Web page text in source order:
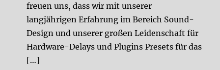
freuen uns, dass wir mit unserer
langjährigen Erfahrung im Bereich Sound-
Design und unserer großen Leidenschaft für
Hardware-Delays und Plugins Presets für das
[…]